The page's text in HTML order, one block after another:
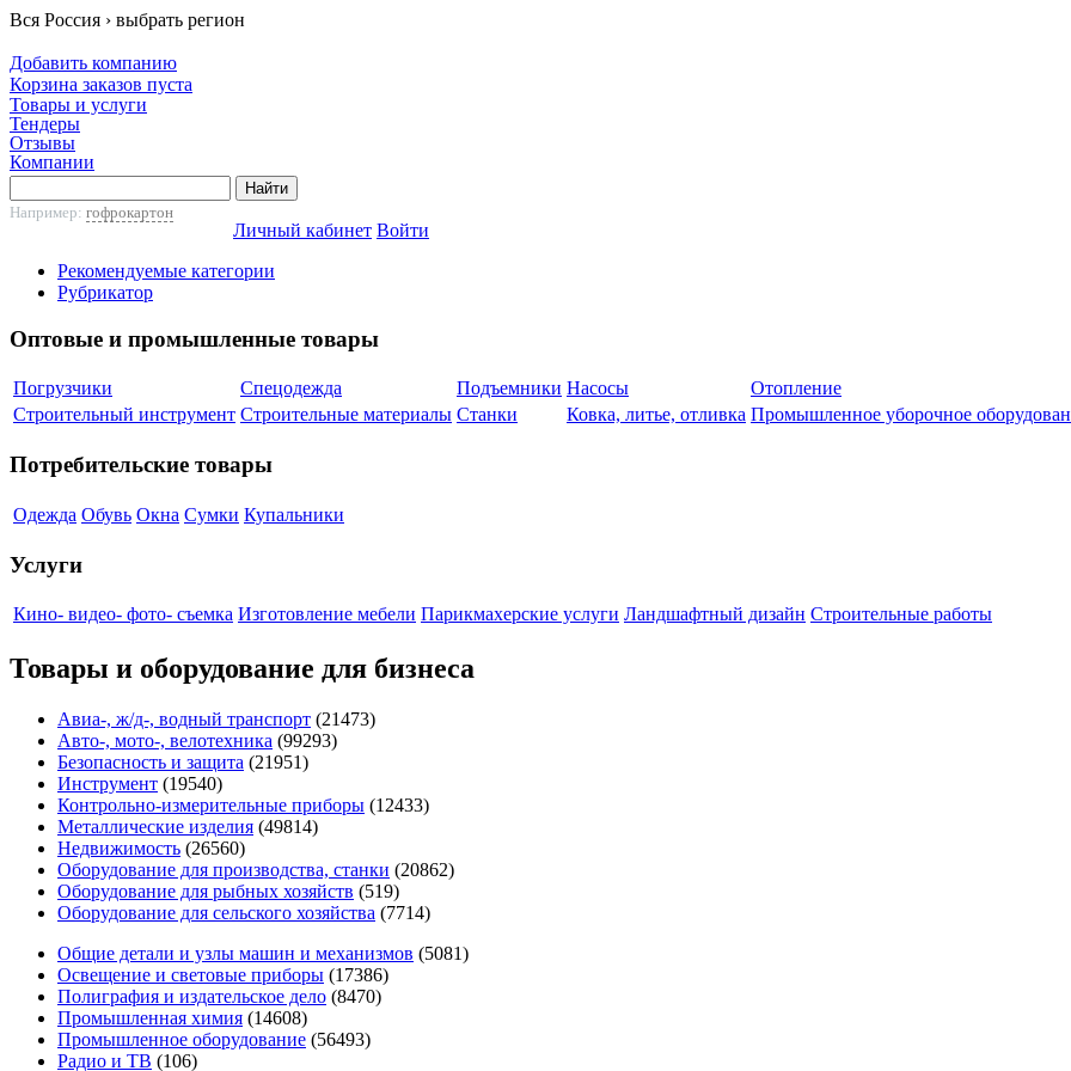
Вся Россия › выбрать регион
Добавить компанию
Корзина заказов пуста
Товары и услуги
Тендеры
Отзывы
Компании
Например: гофрокартон
Личный кабинет Войти
Рекомендуемые категории
Рубрикатор
Оптовые и промышленные товары
Погрузчики Спецодежда Подъемники Насосы
Отопление
Строительный инструмент Cтроительные материалы Станки Ковка, литье, отливка Промышленное уборочное
Потребительские товары
Одежда Обувь Окна Сумки Купальники
Услуги
Кино- видео- фото- съемка Изготовление мебели Парикмахерские услуги Ландшафтный дизайн Строительные работы
Товары и оборудование для бизнеса
Авиа-, ж/д-, водный транспорт (21473)
Авто-, мото-, велотехника (99293)
Безопасность и защита (21951)
Инструмент (19540)
Контрольно-измерительные приборы (12433)
Металлические изделия (49814)
Недвижимость (26560)
Оборудование для производства, станки (20862)
Оборудование для рыбных хозяйств (519)
Оборудование для сельского хозяйства (7714)
Общие детали и узлы машин и механизмов (5081)
Освещение и световые приборы (17386)
Полиграфия и издательское дело (8470)
Промышленная химия (14608)
Промышленное оборудование (56493)
Радио и ТВ (106)